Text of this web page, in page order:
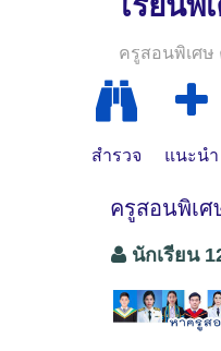
ครูสอนพิเศ
สำรวจ แนะนำ
ครูสอนพิเ
นักเรียน